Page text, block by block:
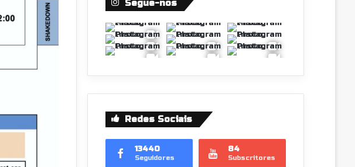
Segue-nos
Redes Sociais
13440
Seguidores
84
Subscritores